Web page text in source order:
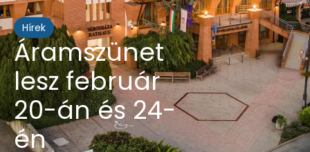
Hírek
Áramszünet
lesz február
20-án és 24-
én